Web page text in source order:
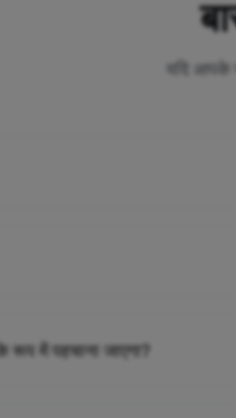
यदि आपके
में पहचाना जाएगा?